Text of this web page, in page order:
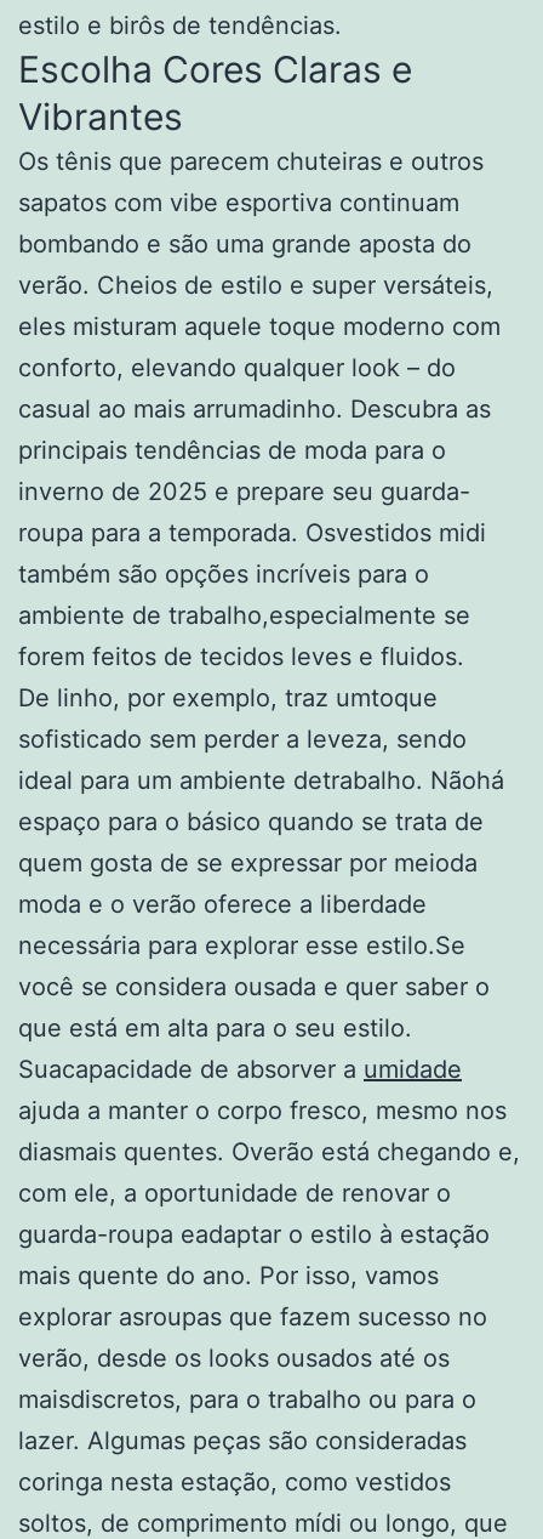
estilo e birôs de tendências.
Escolha Cores Claras e
Vibrantes
Os tênis que parecem chuteiras e outros
sapatos com vibe esportiva continuam
bombando e são uma grande aposta do
verão. Cheios de estilo e super versáteis,
eles misturam aquele toque moderno com
conforto, elevando qualquer look – do
casual ao mais arrumadinho. Descubra as
principais tendências de moda para o
inverno de 2025 e prepare seu guarda-
roupa para a temporada. Osvestidos midi
também são opções incríveis para o
ambiente de trabalho,especialmente se
forem feitos de tecidos leves e fluidos.
De linho, por exemplo, traz umtoque
sofisticado sem perder a leveza, sendo
ideal para um ambiente detrabalho. Nãohá
espaço para o básico quando se trata de
quem gosta de se expressar por meioda
moda e o verão oferece a liberdade
necessária para explorar esse estilo.Se
você se considera ousada e quer saber o
que está em alta para o seu estilo.
Suacapacidade de absorver a umidade
ajuda a manter o corpo fresco, mesmo nos
diasmais quentes. Overão está chegando e,
com ele, a oportunidade de renovar o
guarda-roupa eadaptar o estilo à estação
mais quente do ano. Por isso, vamos
explorar asroupas que fazem sucesso no
verão, desde os looks ousados até os
maisdiscretos, para o trabalho ou para o
lazer. Algumas peças são consideradas
coringa nesta estação, como vestidos
soltos, de comprimento mídi ou longo, que